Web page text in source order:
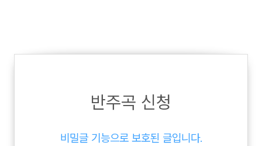
반주곡 신청
비밀글 기능으로 보호된 글입니다.